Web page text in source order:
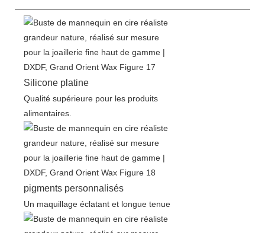
Silicone platine
Qualité supérieure pour les produits
alimentaires.
pigments personnalisés
Un maquillage éclatant et longue tenue